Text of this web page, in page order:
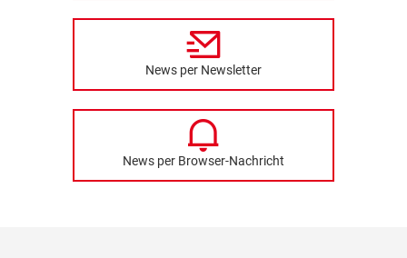
News per Newsletter
News per Browser-Nachricht